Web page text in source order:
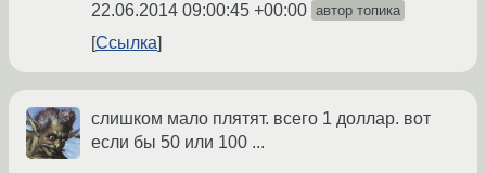
22.06.2014 09:00:45 +00:00 автор топика
Ссылка
слишком мало плятят. всего 1 доллар. вот
если бы 50 или 100 ...